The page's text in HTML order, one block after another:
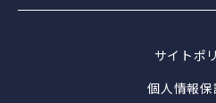
サイトポ
個人情報保